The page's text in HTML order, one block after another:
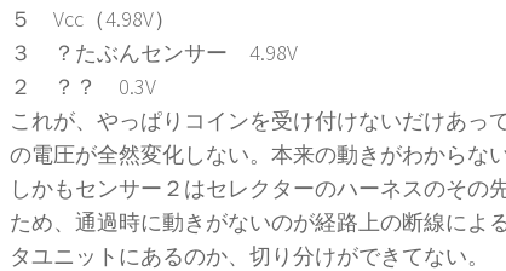
５ Vcc（4.98V）
３ ？たぶんセンサー 4.98V
２ ？？ 0.3V
これが、やっぱりコインを受け付けないだけあっ
の電圧が全然変化しない。本来の動きがわからない
しかもセンサー２はセレクターのハーネスのその
ため、通過時に動きがないのが経路上の断線によ
タユニットにあるのか、切り分けができてない。